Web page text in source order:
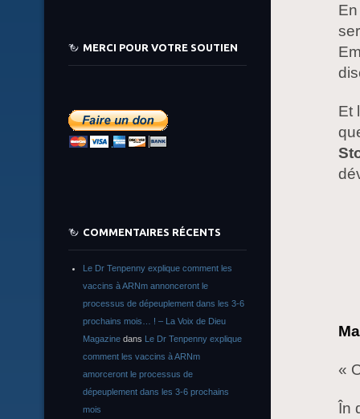
Et
«
În
MERCI POUR VOTRE SOUTIEN
COMMENTAIRES RÉCENTS
Le Dr Tenpenny explique comment les
vaccins à ARNm annonceront le
processus de dépeuplement dans les 3-6
prochains mois… ! – La Voix de Dieu
Magazine dans Le Dr Tenpenny explique
comment les vaccins à ARNm
amorceront le processus de
dépeuplement dans les 3-6 prochains
mois